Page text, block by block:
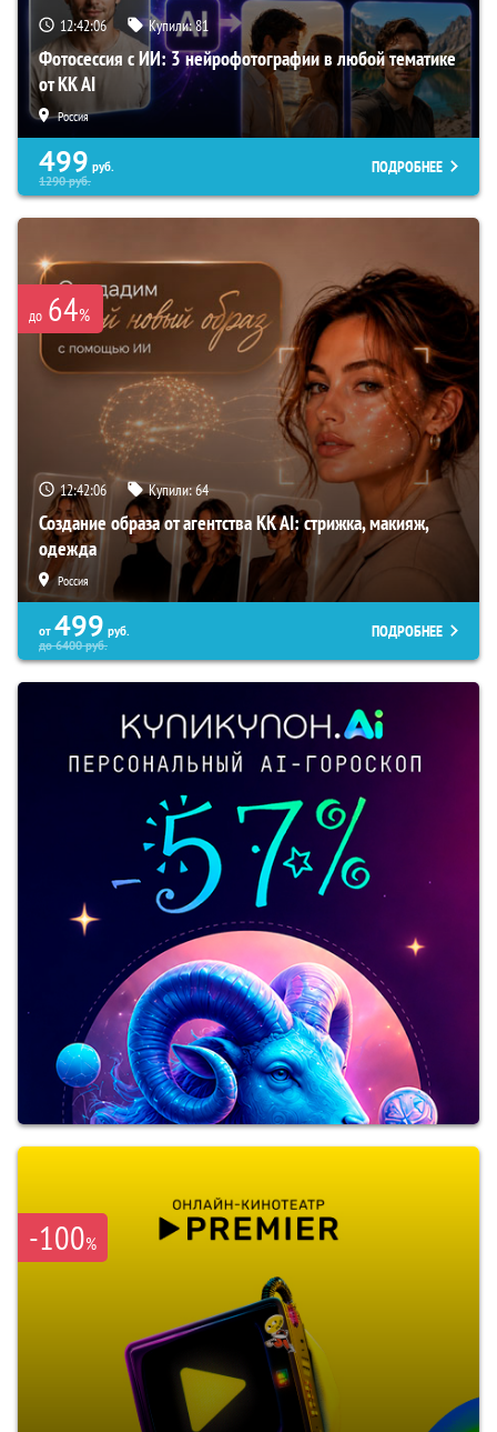
12:42:05 Купили:81
Фотосессия с ИИ: 3 нейрофотографии в любой тематике
от KK AI
Россия
499 руб.
1290руб.
ПОДРОБНЕЕ
до 64%
12:42:05 Купили:64
Создание образа от агентства KK AI: стрижка, макияж,
одежда
Россия
от 499 руб.
до6400руб.
ПОДРОБНЕЕ
-100%